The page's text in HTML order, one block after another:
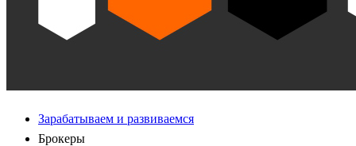
Зарабатываем и развиваемся
Брокеры